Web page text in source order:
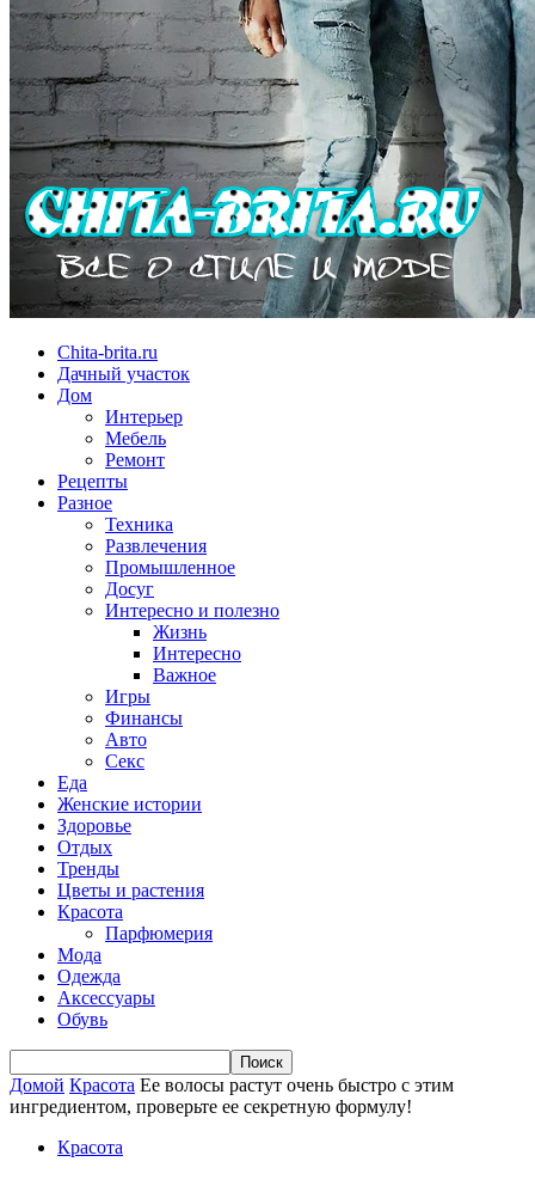
Chita-brita.ru
Дачный участок
Дом
Интерьер
Мебель
Ремонт
Рецепты
Разное
Техника
Развлечения
Промышленное
Досуг
Интересно и полезно
Жизнь
Интересно
Важное
Игры
Финансы
Авто
Секс
Еда
Женские истории
Здоровье
Отдых
Тренды
Цветы и растения
Красота
Парфюмерия
Мода
Одежда
Аксессуары
Обувь
Домой Красота Ее волосы растут очень быстро с этим
ингредиентом, проверьте ее секретную формулу!
Красота